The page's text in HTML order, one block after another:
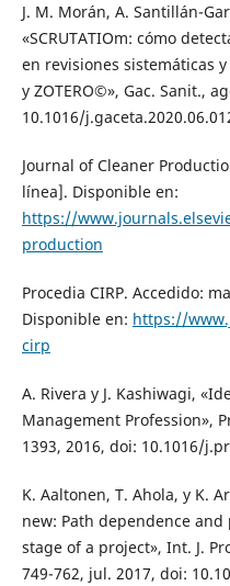
J. M. Morán, A. Santillán-
«SCRUTATIOm: cómo
en revisiones sistemáticas
y ZOTERO©», Gac. Sanit.,
10.1016/
Journal of Cleaner
línea]. Disponible en:
https://
production
Procedia CIRP. Accedido:
Disponible en: https://
cirp
A. Rivera y J. Kashiwagi,
Management Profession»,
1393, 2016, doi: 10.1016/
K. Aaltonen, T. Ahola, y K.
new: Path dependence
stage of a project», Int. J.
749-762, jul. 2017, doi: